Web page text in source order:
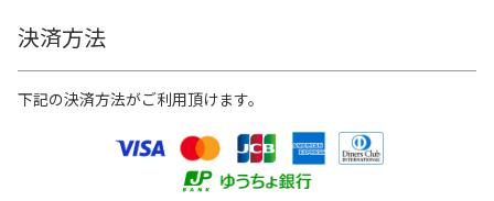
決済方法
下記の決済方法がご利用頂けます。